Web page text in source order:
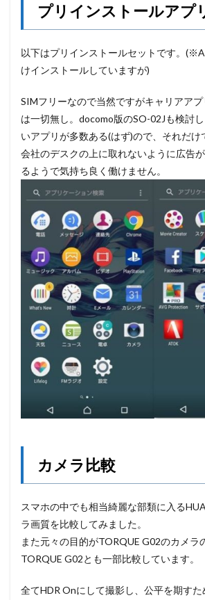
プリインストールアプ
以下はプリインストールセットです。
けインストールしていますが)
SIMフリーなので当然ですがキャリアア
は一切無し。docomo版のSO-02Jも検討
いアプリが多数ある(はず)ので、それだけ
会社のデスクの上に取れないように広告
るようで気持ち良く働けません。
カメラ比較
スマホの中でも相当綺麗な部類に入る
ラ画質を比較してみました。
また元々の目的がTORQUE G02のカメラ
TORQUE G02とも一部比較しています。
全てHDR Onにして撮影し、公平を期す